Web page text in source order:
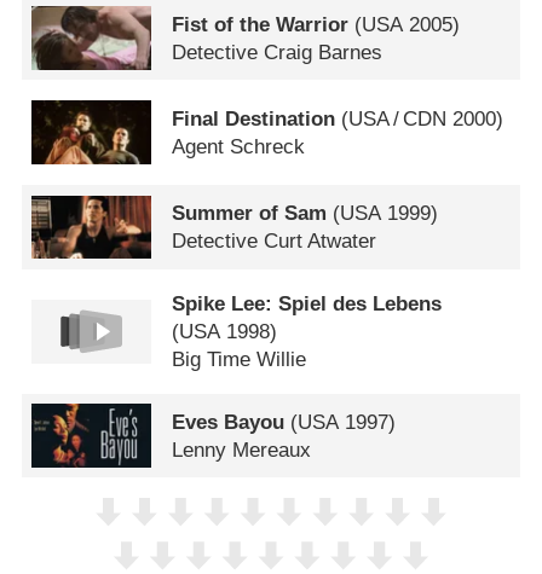
Fist of the Warrior (USA 2005)
Detective Craig Barnes
Final Destination (USA/ CDN 2000)
Agent Schreck
Summer of Sam (USA1999)
Detective Curt Atwater
Spike Lee: Spiel des Lebens
(USA 1998)
Big Time Willie
Eves Bayou (USA 1997)
Lenny Mereaux